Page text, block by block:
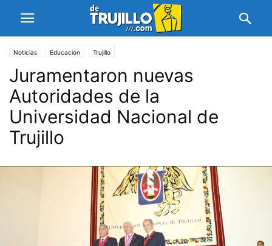
Noticias Educación Trujillo
Juramentaron nuevas
Autoridades de la
Universidad Nacional de
Trujillo